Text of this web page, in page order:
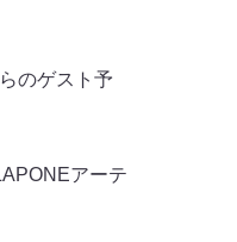
のゲスト予
アーテ